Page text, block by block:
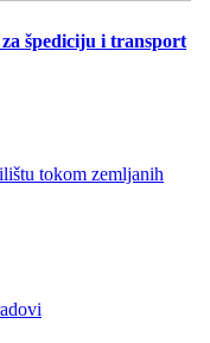
špediciju i transport